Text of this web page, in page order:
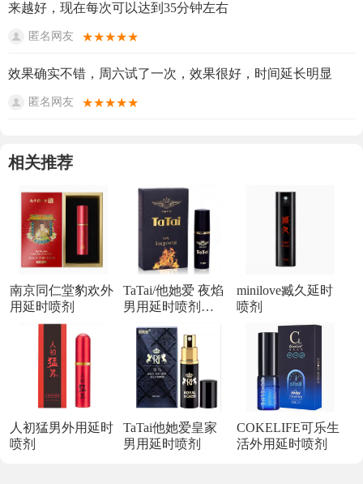
来越好，现在每次可以达到35分钟左右
匿名网友 ★★★★★
效果确实不错，周六试了一次，效果很好，时间延长明显
匿名网友 ★★★★★
相关推荐
南京同仁堂豹欢外
用延时喷剂
TaTai/他她爱 夜焰
男用延时喷剂
minilove臧久延时
喷剂
人初猛男外用延时
喷剂
TaTai他她爱皇家
男用延时喷剂
COKELIFE可乐生
活外用延时喷剂